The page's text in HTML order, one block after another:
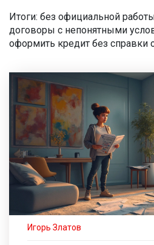
Итоги: без официальной
договоры с непонятными
оформить кредит без справки
Игорь Златов